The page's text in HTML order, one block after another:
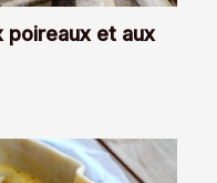
poireaux et aux